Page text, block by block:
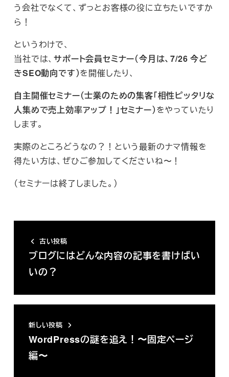
う会社でなくて、ずっとお客様の役に立ちたいですか
ら！
というわけで、
当社では、サポート会員セミナー（今月は、7/26 今ど
きSEO動向です）を開催したり、
自主開催セミナー（士業のための集客「相性ピッタリな
人集めで売上効率アップ！」セミナー）をやっていたり
します。
実際のところどうなの？！という最新のナマ情報を
得たい方は、ぜひご参加してくださいね〜！
（セミナーは終了しました。）
古い投稿
ブログにはどんな内容の記事を書けばい
いの？
新しい投稿
WordPressの謎を追え！〜固定ページ
編〜